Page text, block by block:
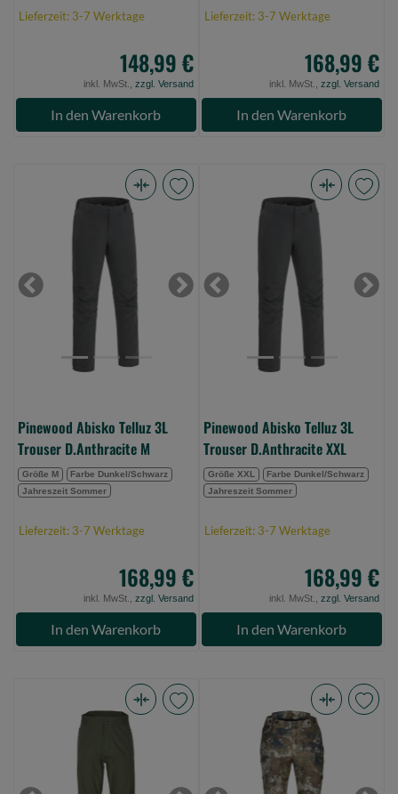
Lieferzeit: 3-7 Werktage
148,99 €
inkl. MwSt., zzgl. Versand
In den Warenkorb
Lieferzeit: 3-7 Werktage
168,99 €
inkl. MwSt., zzgl. Versand
In den Warenkorb
Pinewood
3L
Trouser
Previous Next
Pinewood Abisko Telluz 3L
Trouser D.Anthracite M
Größe M
Farbe Dunkel/Schwarz
Jahreszeit Sommer
Lieferzeit: 3-7 Werktage
168,99 €
inkl. MwSt., zzgl. Versand
In den Warenkorb
Pinewood
3L
Trouser
Previous Next
Pinewood Abisko Telluz 3L
Trouser D.Anthracite XXL
Größe XXL
Farbe Dunkel/Schwarz
Jahreszeit Sommer
Lieferzeit: 3-7 Werktage
168,99 €
inkl. MwSt., zzgl. Versand
In den Warenkorb
3L
Pinewood
Xtr